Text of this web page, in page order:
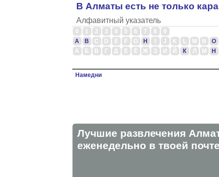
В Алматы есть не только
Алфавитный указатель
0 1 2 3 4 5 6 7 8
9
A
B C D E F G H J K L M N
O
А
Б В Г Д Е Ё Ж З И Й К Л М Н
Намедни
Лучшие развлечения
eженедельно в твоей